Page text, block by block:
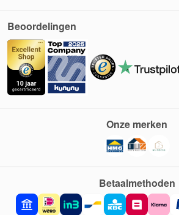
Beoordelingen
Betaalmethoden
Onze merken